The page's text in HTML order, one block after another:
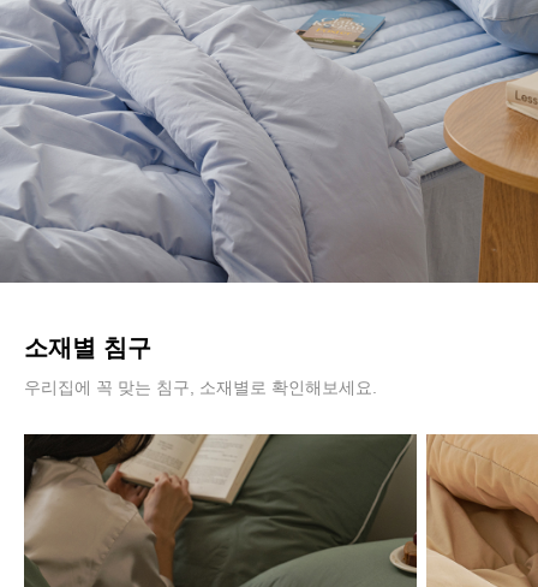
소재별 침구
우리집에 꼭 맞는 침구, 소재별로 확인해보세요.